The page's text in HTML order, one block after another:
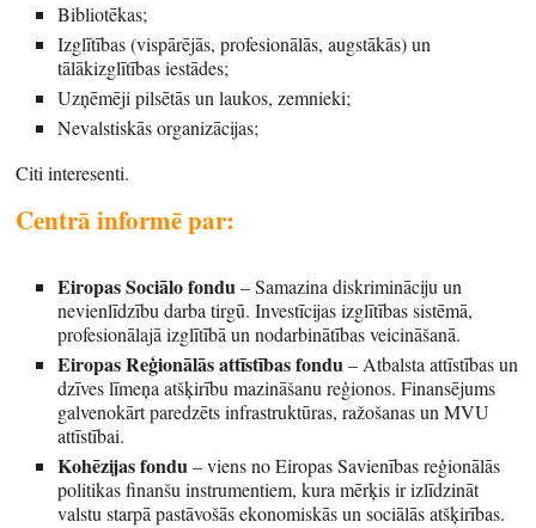
Bibliotēkas;
Izglītības (vispārējās, profesionālās, augstākās) un
tālākizglītības iestādes;
Uzņēmēji pilsētās un laukos, zemnieki;
Nevalstiskās organizācijas;
Citi interesenti.
Centrā informē par:
Eiropas Sociālo fondu– Samazina diskrimināciju un
nevienlīdzību darba tirgū. Investīcijas izglītības sistēmā,
profesionālajā izglītībā un nodarbinātības veicināšanā.
Eiropas Reģionālās attīstības fondu– Atbalsta attīstības un
dzīves līmeņa atšķirību mazināšanu reģionos. Finansējums
galvenokārt paredzēts infrastruktūras, ražošanas un MVU
attīstībai.
Kohēzijas fondu– viens no Eiropas Savienības reģionālās
politikas finanšu instrumentiem, kura mērķis ir izlīdzināt
valstu starpā pastāvošās ekonomiskās un sociālās atšķirības.